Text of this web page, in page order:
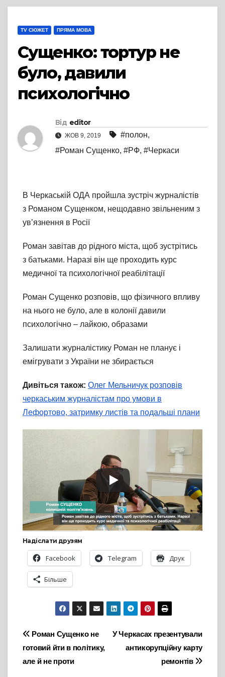
TV СЮЖЕТ ПРЯМА МОВА
Сущенко: тортур не
було, давили
психологічно
Від editor
ЖОВ 9, 2019 #полон,
#Роман Сущенко, #РФ, #Черкаси
В Черкаській ОДА пройшла зустріч журналістів
з Романом Сущенком, нещодавно звільненим з
ув’язнення в Росії
Роман завітав до рідного міста, щоб зустрітись
з батьками. Наразі він ще проходить курс
медичної та психологічної реабілітації
Роман Сущенко розповів, що фізичного впливу
на нього не було, але в колонії давили
психологічно – лайкою, образами
Залишати журналістику Роман не планує і
емігрувати з України не збирається
Дивіться також: Олег Мельничук розповів
черкаським журналістам про умови в
Лефортово, затримку листів та подальші плани
Надіслати друзям
Facebook Telegram Друк
Більше
Навігація
записів
У Черкасах презентували
антикорупційну карту
ремонтів
Роман Сущенко не
готовий йти в політику,
але й не проти